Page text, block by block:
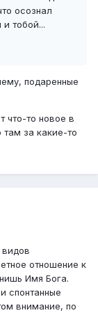
осознал
тобой...
подаренные
что-то новое в
за какие-то
отношение к
Имя Бога.
спонтанные
внимание, по